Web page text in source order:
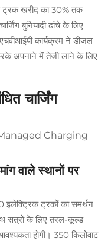
ट्रक खरीद का 30% तक
बुनियादी ढांचे के लिए
कार्यक्रम ने डीजल
अपनाने में तेजी लाने के लिए
चार्जिंग
वाले स्थानों पर
इलेक्ट्रिक ट्रकों का समर्थन
सत्रों के लिए तरल-कूल्ड
होगी। 350 किलोवाट